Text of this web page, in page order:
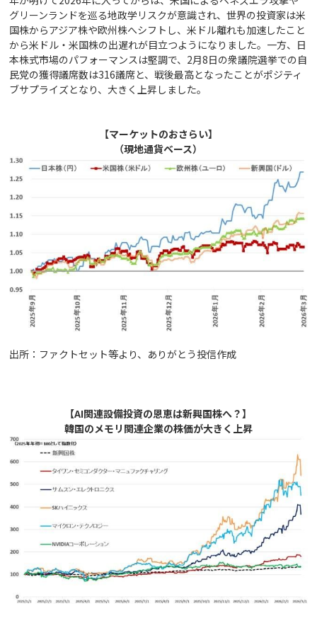
グリーンランドを巡る地政学リスクが意識され、世界の投資家は米
国株からアジア株や欧州株へシフトし、米ドル離れも加速したこと
から米ドル・米国株の出遅れが目立つようになりました。一方、日
本株式市場のパフォーマンスは堅調で、2月8日の衆議院選挙での自
民党の獲得議席数は316議席と、戦後最高となったことがポジティ
ブサプライズとなり、大きく上昇しました。
【マーケットのおさらい】
（現地通貨ベース）
出所：ファクトセット等より、ありがとう投信作成
【AI関連設備投資の恩恵は新興国株へ？】
韓国のメモリ関連企業の株価が大きく上昇